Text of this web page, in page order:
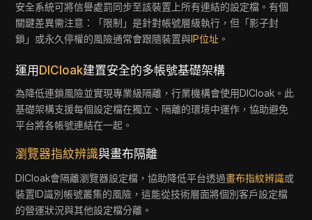
安全系統可將信譽處罰同步至該裝置上所有連結的設定檔。有個
關鍵差異需注意：「限制」是針對帳號層級執行，但「影子封
鎖」或永久停權的風險通常會跟隨裝置與IP位址 。
運用 DICloak建置安全的多帳號基礎架構
為降低連鎖風險並實現專業級隔離，行業機構會使用DICloak。此
基礎架構支援每個設定檔在獨立、隔離的環境中運作，協助避免
平台將各帳號連結在一起。
瀏覽器指紋辨識與畫布隔離
DICloak會隔離瀏覽器設定檔，協助降低平台透過畫布指紋辨識或
裝置ID識別帳號叢集的風險，這能從技術層面將個別客戶設定檔
的營運狀況與其他設定檔分離。